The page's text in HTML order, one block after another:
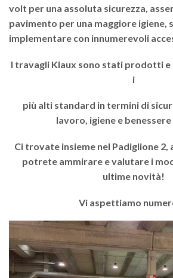
volt per una assoluta sicurezza,
pavimento per una maggiore igiene,
implementare con innumerevoli
I travagli Klaux sono stati prodotti
i
più alti standard in termini di
lavoro, igiene e
Ci trovate insieme nel Padiglione 2,
potrete ammirare e valutare i
ultime novità!
Vi aspettiamo